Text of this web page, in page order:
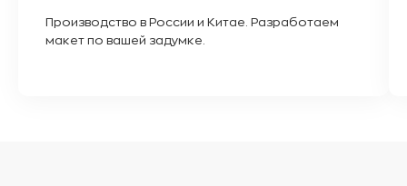
Производство в России и Китае. Разработаем
макет по вашей задумке.